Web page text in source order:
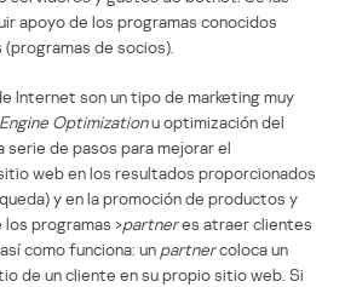
apoyo de los programas conocidos
de socios).
Internet son un tipo de marketing muy
Optimizationu optimización del
serie de pasos para mejorar el
web en los resultados proporcionados
y en la promoción de productos y
programas >partneres atraer clientes
como funciona: un partnercoloca un
de un cliente en su propio sitio web. Si